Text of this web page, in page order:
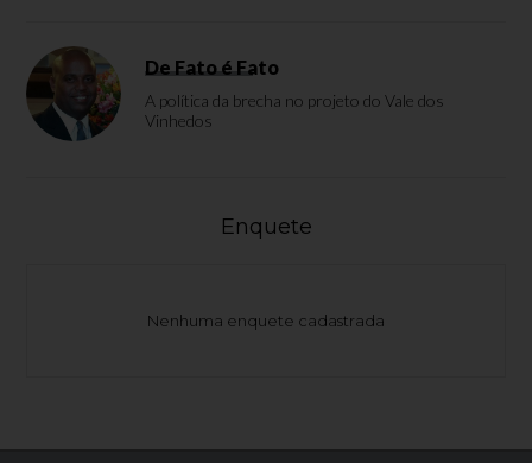
De Fato é Fato
A política da brecha no projeto do Vale dos
Vinhedos
Enquete
Nenhuma enquete cadastrada